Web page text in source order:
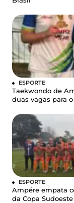
ESPORTE
Taekwondo de
duas vagas para
ESPORTE
Ampére empata
da Copa